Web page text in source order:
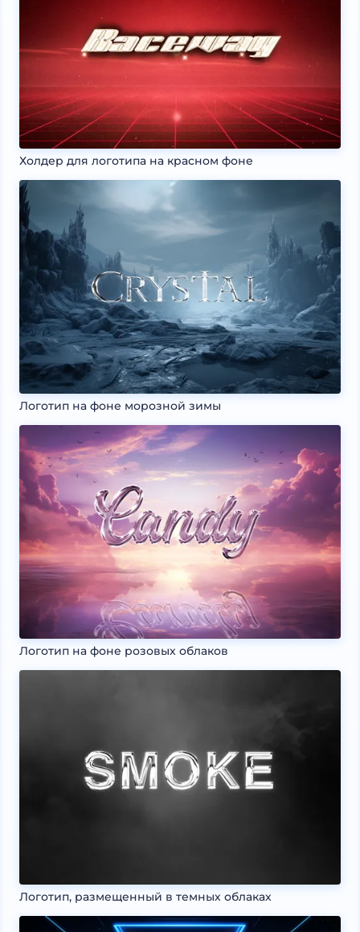
Холдер для логотипа на красном фоне
Логотип на фоне морозной зимы
Логотип на фоне розовых облаков
Логотип, размещенный в темных облаках